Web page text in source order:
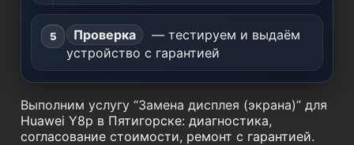
Проверка
— тестируем и выдаём
устройство с гарантией
Выполним услугу “Замена дисплея (экрана)” для
Huawei Y8p в Пятигорске: диагностика,
согласование стоимости, ремонт с гарантией.